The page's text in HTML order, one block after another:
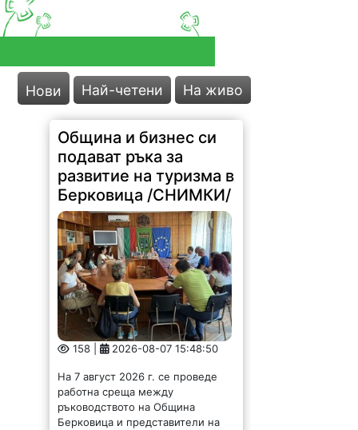
Нови Най-четени На живо
Община и бизнес си
подават ръка за
развитие на туризма в
Берковица /СНИМКИ/
158 | 2026-08-07 15:48:50
На 7 август 2026 г. се проведе
работна среща между
ръководството на Община
Берковица и представители на